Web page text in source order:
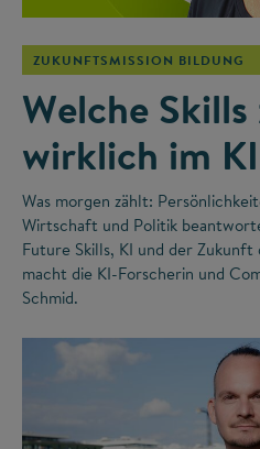
ZUKUNFTSMISSION BILDUNG
Welche Skills
wirklich im
Was morgen zählt:
Wirtschaft und Politik
Future Skills, KI und der
macht die KI-Forscherin und
Schmid.